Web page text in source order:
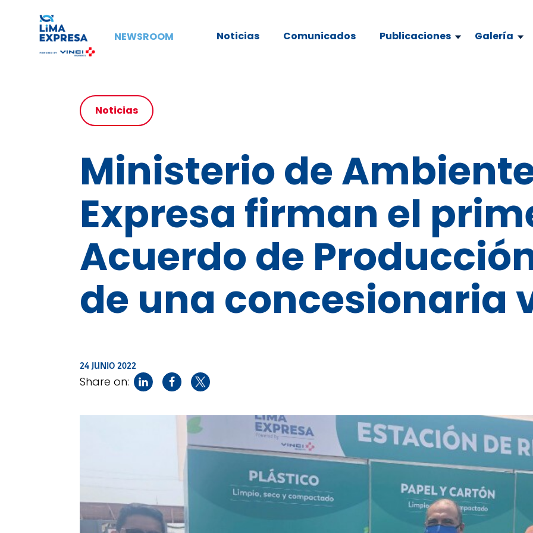
NEWSROOM Noticias Comunicados Publicaciones Galería
Noticias
Ministerio de
Expresa firman el
Acuerdo de
de una concesionaria
24 JUNIO 2022
Share on: